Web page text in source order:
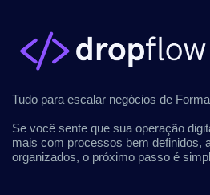
Tudo para escalar negócios de
Se você sente que sua operação
mais com processos bem definidos,
organizados, o próximo passo é